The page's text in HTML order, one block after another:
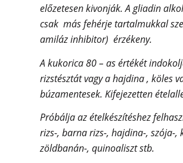
előzetesen kivonják. A gliadin
csak más fehérje tartalmukkal
amiláz inhibitor) érzékeny.
A kukorica 80 – as értékét
rizstésztát vagy a hajdina , köles
búzamentesek. Kifejezetten
Próbálja az ételkészítéshez
rizs-, barna rizs-, hajdina-, szója-
zöldbanán-, quinoaliszt stb.